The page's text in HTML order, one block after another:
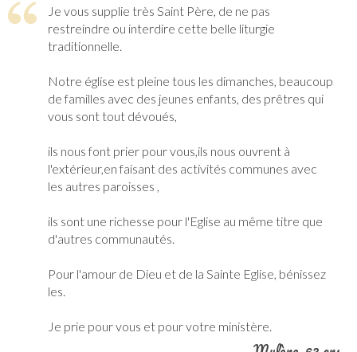
Je vous supplie très Saint Père, de ne pas
restreindre ou interdire cette belle liturgie
traditionnelle.
Notre église est pleine tous les dimanches, beaucoup
de familles avec des jeunes enfants, des prêtres qui
vous sont tout dévoués,
ils nous font prier pour vous,ils nous ouvrent à
l'extérieur,en faisant des activités communes avec
les autres paroisses ,
ils sont une richesse pour l'Eglise au même titre que
d'autres communautés.
Pour l'amour de Dieu et de la Sainte Eglise, bénissez
les.
Je prie pour vous et pour votre ministère.